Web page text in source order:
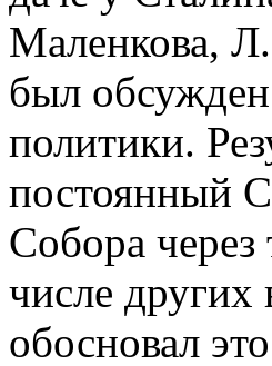
Маленкова,
был
политики.
постоянный
Собора
числе других
обосновал